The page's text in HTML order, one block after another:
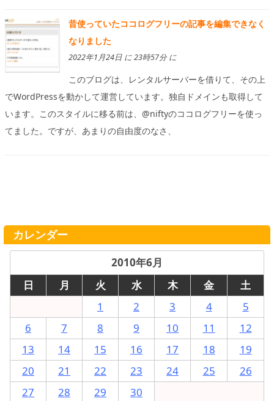
昔使っていたココログフリーの記事を編集できなく
なりました
2022年1月24日 に 23時57分 に
このブログは、レンタルサーバーを借りて、その上
でWordPressを動かして運営しています。独自ドメインも取得して
います。このスタイルに移る前は、@niftyのココログフリーを使っ
てました。ですが、あまりの自由度のなさ、
カレンダー
2010年6月
日
月 火 水 木 金
土
1
2 3 4
5
6
7 8 9 10 11
12
13
14 15 16 17 18
19
20
21 22 23 24 25
26
27
28 29 30